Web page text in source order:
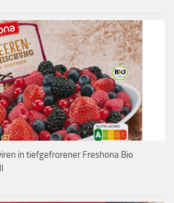
in tiefgefrorener Freshona Bio